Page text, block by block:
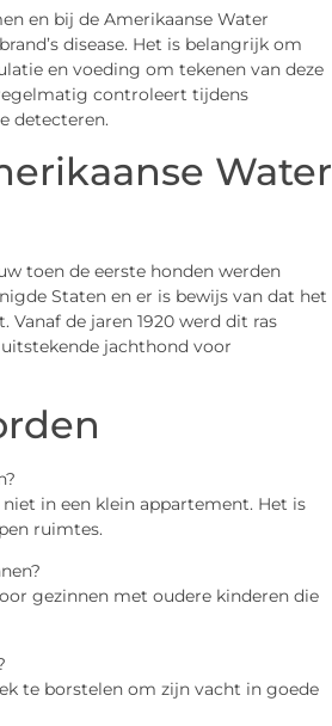
en bij de Amerikaanse Water
disease. Het is belangrijk om
en voeding om tekenen van deze
controleert tijdens
detecteren.
Water
toen de eerste honden werden
Staten en er is bewijs van dat het
de jaren 1920 werd dit ras
jachthond voor
in een klein appartement. Het is
ruimtes.
gezinnen met oudere kinderen die
te borstelen om zijn vacht in goede